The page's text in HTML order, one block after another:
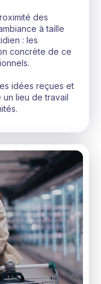
des
à taille
: les
concrète de ce
idées reçues et
lieu de travail